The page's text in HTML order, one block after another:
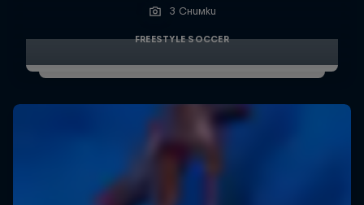
3 Снимки
FREESTYLE SOCCER